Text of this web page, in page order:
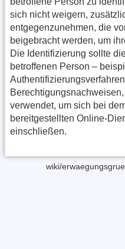
sich nicht weigern,
entgegenzunehmen, die
beigebracht werden, um
Die Identifizierung sollte
betroffenen Person –
verwendet, um sich bei
bereitgestellten Online-
einschließen.
wiki/